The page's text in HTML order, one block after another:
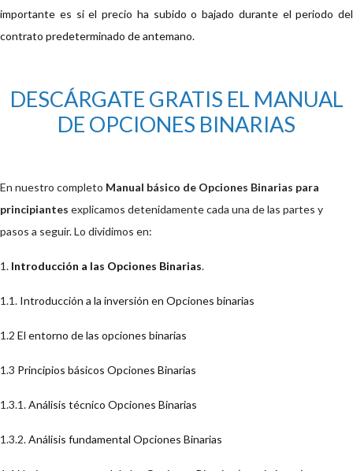
importante es si el precio ha subido o bajado durante el periodo del
contrato predeterminado de antemano.
DESCÁRGATE GRATIS EL MANUAL
DE OPCIONES BINARIAS
En nuestro completo Manual básico de Opciones Binarias para
principiantes explicamos detenidamente cada una de las partes y
pasos a seguir. Lo dividimos en:
1. Introducción a las Opciones Binarias.
1.1. Introducción a la inversión en Opciones binarias
1.2 El entorno de las opciones binarias
1.3 Principios básicos Opciones Binarias
1.3.1.Análisis técnico Opciones Binarias
1.3.2.Análisis fundamental Opciones Binarias